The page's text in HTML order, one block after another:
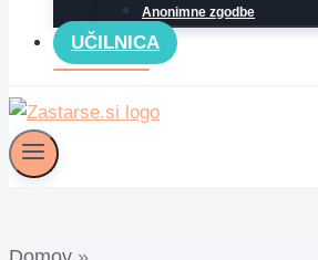
Anonimne zgodbe
UČILNICA